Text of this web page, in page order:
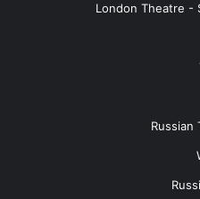
London Theatre -
Russian